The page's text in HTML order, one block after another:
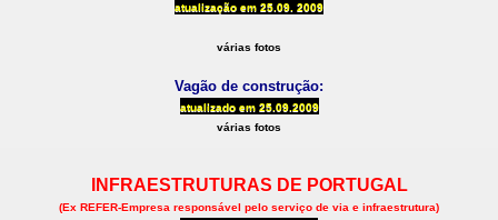
atualização em 25.09. 2009
várias fotos
Vagão de construção:
atualizado em25.09.2009
várias fotos
INFRAESTRUTURAS DE PORTUGAL
(Ex REFER-Empresa responsável pelo serviço de via e infraestrutura)